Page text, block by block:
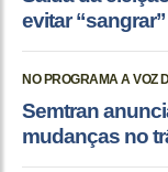
evitar
NO PROGRAMA A VOZ
Semtran
mudanças no